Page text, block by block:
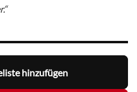
hinzufügen